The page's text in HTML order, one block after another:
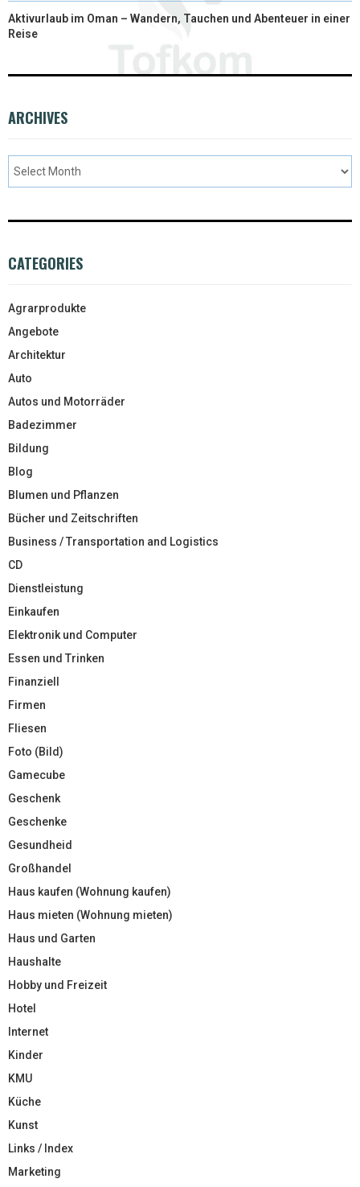
Aktivurlaub im Oman – Wandern, Tauchen und Abenteuer in einer
Reise
ARCHIVES
CATEGORIES
Agrarprodukte
Angebote
Architektur
Auto
Autos und Motorräder
Badezimmer
Bildung
Blog
Blumen und Pflanzen
Bücher und Zeitschriften
Business / Transportation and Logistics
CD
Dienstleistung
Einkaufen
Elektronik und Computer
Essen und Trinken
Finanziell
Firmen
Fliesen
Foto (Bild)
Gamecube
Geschenk
Geschenke
Gesundheid
Großhandel
Haus kaufen (Wohnung kaufen)
Haus mieten (Wohnung mieten)
Haus und Garten
Haushalte
Hobby und Freizeit
Hotel
Internet
Kinder
KMU
Küche
Kunst
Links / Index
Marketing